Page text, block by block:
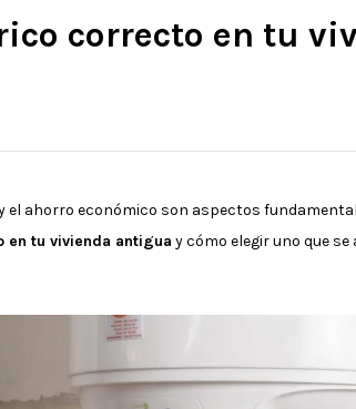
correcto en tu
el ahorro económico son aspectos
tu vivienda antigua y cómo elegir uno que